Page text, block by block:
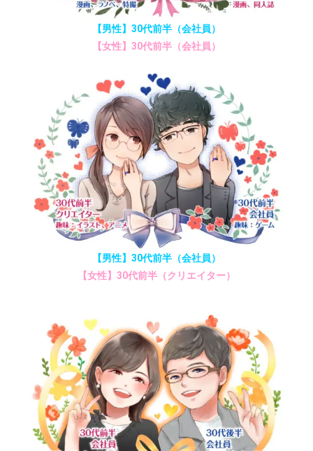
【男性】30代前半（会社員）
【女性】30代前半（会社員）
【男性】30代前半（会社員）
【女性】30代前半（クリエイター）